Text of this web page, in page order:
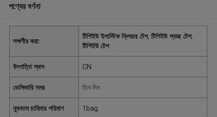
পণ্যের বর্ণনা
লক্ষণীয় করা:
টিপিইউ ইলাস্টিক ক্লিয়ার টেপ,টিপিইউ স্বচ্ছ টেপ,
টিপিইউ টেপ
উৎপত্তি স্থল CN
ডেলিভারি সময় তিন দিন
ন্যূনতম চাহিদার পরিমাণ 1bag